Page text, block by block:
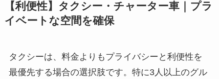
【利便性】タクシー・チャーター車｜プラ
イベートな空間を確保
タクシーは、料金よりもプライバシーと利便性を
最優先する場合の選択肢です。特に3人以上のグル